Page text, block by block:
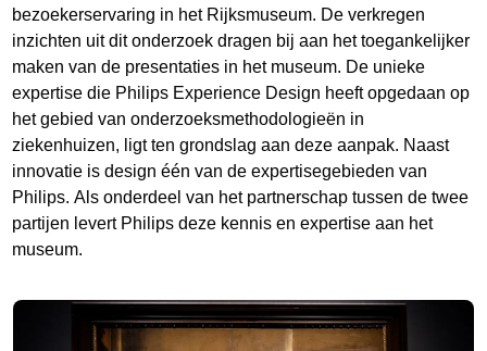
bezoekerservaring in het Rijksmuseum. De verkregen
inzichten uit dit onderzoek dragen bij aan het toegankelijker
maken van de presentaties in het museum. De unieke
expertise die Philips Experience Design heeft opgedaan op
het gebied van onderzoeksmethodologieën in
ziekenhuizen, ligt ten grondslag aan deze aanpak. Naast
innovatie is design één van de expertisegebieden van
Philips. Als onderdeel van het partnerschap tussen de twee
partijen levert Philips deze kennis en expertise aan het
museum.